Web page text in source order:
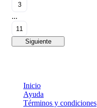
3
...
11
Siguiente
Inicio
Ayuda
Términos y condiciones